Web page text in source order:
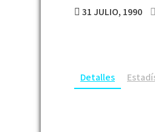
31 JULIO, 1990
Detalles